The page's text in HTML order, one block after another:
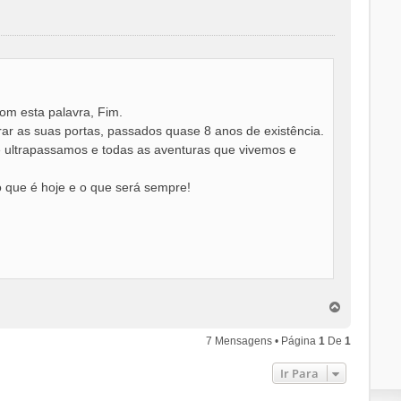
esta palavra, Fim.
as suas portas, passados quase 8 anos de existência.
e todas as aventuras que vivemos e
é hoje e o que será sempre!
p
o
7 Mensagens • Página1 De1
Ir Para